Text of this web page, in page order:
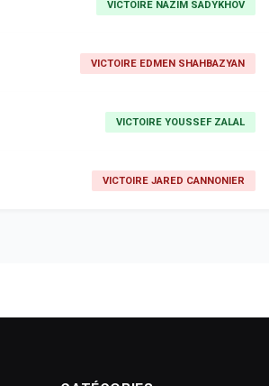
VICTOIRE NAZIM SADYKHOV
VICTOIRE EDMEN SHAHBAZYAN
VICTOIRE YOUSSEF ZALAL
VICTOIRE JARED CANNONIER